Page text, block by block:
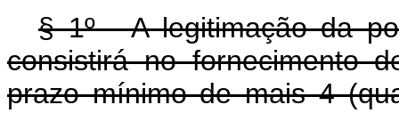
§ 1º - A legitimação da
consistirá no fornecimento
prazo mínimo de mais 4